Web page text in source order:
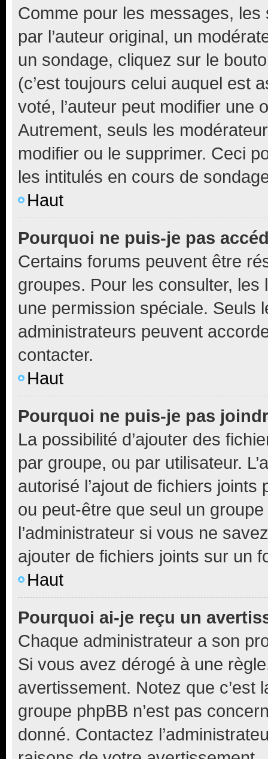
Comme pour les messages,
par l’auteur original, un
un sondage, cliquez sur le
(c’est toujours celui auquel est
voté, l’auteur peut modifier une
Autrement, seuls les
modifier ou le supprimer. Ceci
les intitulés en cours de
Haut
Pourquoi ne puis-je pas
Certains forums peuvent être
groupes. Pour les consulter,
une permission spéciale. Seuls
administrateurs peuvent
contacter.
Haut
Pourquoi ne puis-je pas
La possibilité d’ajouter des
par groupe, ou par utilisateur.
autorisé l’ajout de fichiers
ou peut-être que seul un
l’administrateur si vous ne
ajouter de fichiers joints sur un
Haut
Pourquoi ai-je reçu un
Chaque administrateur a son
Si vous avez dérogé à une
avertissement. Notez que c’est
groupe phpBB n’est pas
donné. Contactez